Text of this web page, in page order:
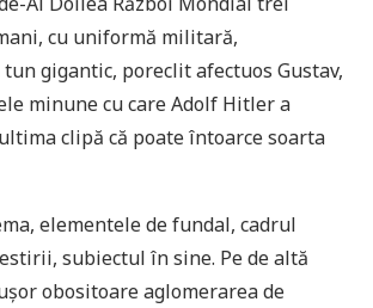
cu uniformă militară,
gigantic, poreclit afectuos Gustav,
minune cu care Adolf Hitler a
clipă că poate întoarce soarta
elementele de fundal, cadrul
subiectul în sine. Pe de altă
obositoare aglomerarea de